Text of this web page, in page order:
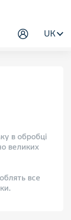
UK
в обробці
великих
все